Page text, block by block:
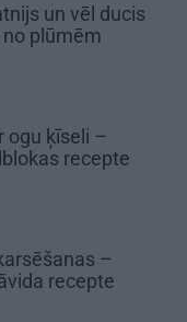
un vēl ducis
plūmēm
ogu ķīseli –
recepte
–
recepte